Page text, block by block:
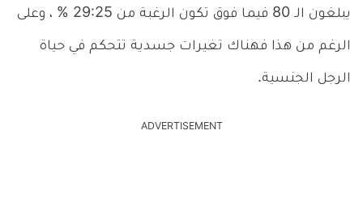
يبلغون الـ 80 فيما فوق تكون الرغبة من 29:25 % ، وعلى
الرغم من هذا فهناك تغيرات جسدية تتحكم في حياة
الرجل الجنسية.
ADVERTISEMENT